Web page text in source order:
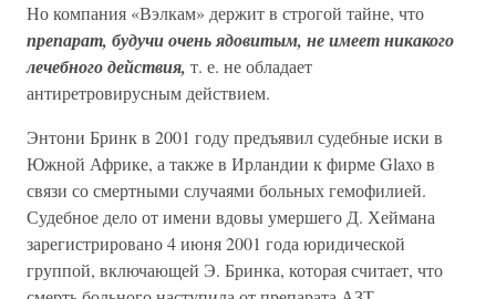
Но компания «Вэлкам» держит в строгой тайне, что
препарат, будучи очень ядовитым, не имеет никакого
лечебного действия, т. е. не обладает
антиретровирусным действием.
Энтони Бринк в 2001 году предъявил судебные иски в
Южной Африке, а также в Ирландии к фирме Glaxo в
связи со смертными случаями больных гемофилией.
Судебное дело от имени вдовы умершего Д. Хеймана
зарегистрировано 4 июня 2001 года юридической
группой, включающей Э. Бринка, которая считает, что